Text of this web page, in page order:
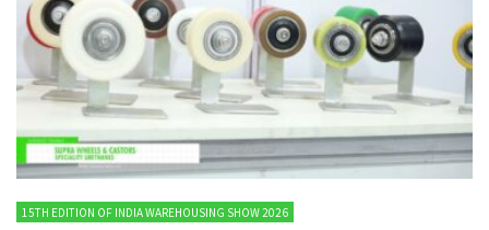
15TH EDITION OF INDIA WAREHOUSING SHOW 2026